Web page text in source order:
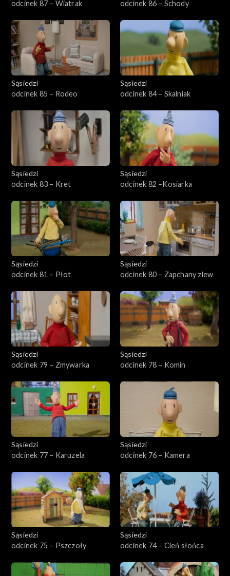
odcinek 87 – Wiatrak odcinek 86 – Schody
Sąsiedzi
odcinek 85 – Rodeo
Sąsiedzi
odcinek 84 – Skalniak
Sąsiedzi
odcinek 83 – Kret
Sąsiedzi
odcinek 82 –Kosiarka
Sąsiedzi
odcinek 81 – Płot
Sąsiedzi
odcinek 80 – Zapchany zlew
Sąsiedzi
odcinek 79 – Zmywarka
Sąsiedzi
odcinek 78 – Komin
Sąsiedzi
odcinek 77 – Karuzela
Sąsiedzi
odcinek 76 – Kamera
Sąsiedzi
odcinek 75 – Pszczoły
Sąsiedzi
odcinek 74 – Cień słońca